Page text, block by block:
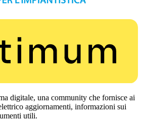
digitale, una community che fornisce ai
aggiornamenti, informazioni sui
utili.